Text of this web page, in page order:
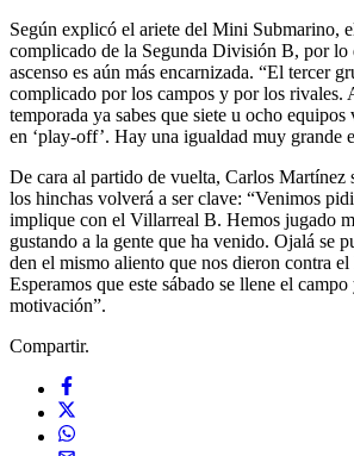
Según explicó el ariete del Mini Submarino,
complicado de la Segunda División B, por lo
ascenso es aún más encarnizada. “El tercer
complicado por los campos y por los rivales.
temporada ya sabes que siete u ocho equipos
en ‘play-off’. Hay una igualdad muy grande
De cara al partido de vuelta, Carlos Martínez
los hinchas volverá a ser clave: “Venimos
implique con el Villarreal B. Hemos jugado
gustando a la gente que ha venido. Ojalá se
den el mismo aliento que nos dieron contra
Esperamos que este sábado se llene el
motivación”.
Compartir.